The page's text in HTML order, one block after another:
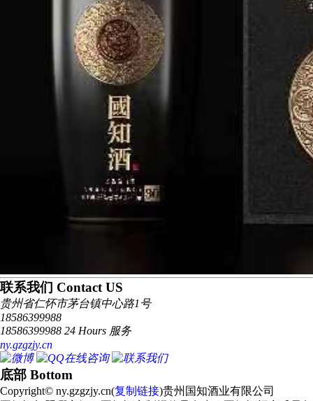
联系我们 Contact US
贵州省仁怀市茅台镇中心路1号
18586399988
18586399988 24 Hours 服务
ny.gzgzjy.cn
底部 Bottom
Copyright© ny.gzgzjy.cn(复制链接)贵州国知酒业有限公司